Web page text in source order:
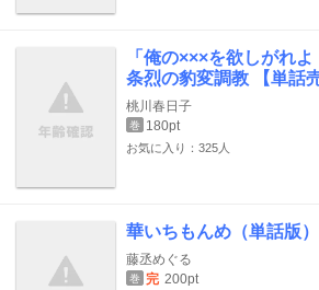
「俺の×××を欲しがれ
条烈の豹変調教 【単話売
桃川春日子
巻 180pt
お気に入り：325人
華いちもんめ（単話版）
藤丞めぐる
巻 完 200pt